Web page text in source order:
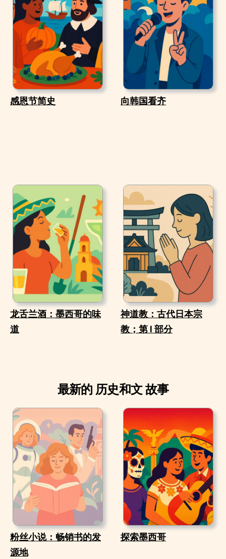
感恩节简史 向韩国看齐
龙舌兰酒：墨西哥的味
道
神道教：古代日本宗
教；第 I 部分
最新的 历史和文 故事
粉丝小说：畅销书的发
源地
探索墨西哥